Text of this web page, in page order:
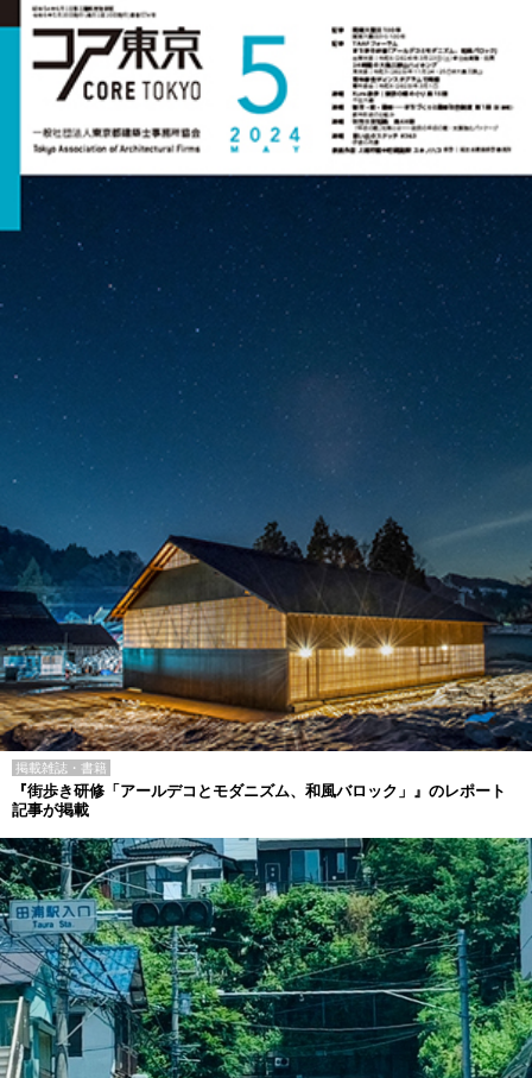
掲載雑誌・書籍
『街歩き研修「アールデコとモダニズム、和風バロック」』のレポート
記事が掲載